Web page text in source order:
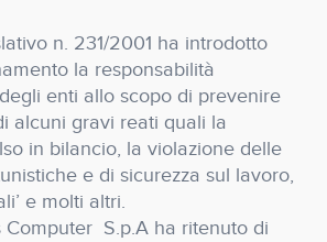
n. 231/2001 ha introdotto
la responsabilità
enti allo scopo di prevenire
alcuni gravi reati quali la
in bilancio, la violazione delle
e di sicurezza sul lavoro,
e molti altri.
Computer S.p.A ha ritenuto di